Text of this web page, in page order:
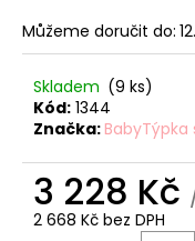
Můžeme doručit do:
Skladem (9 ks)
Kód: 1344
Značka: BabyTýpka
3 228 Kč
2 668 Kč bez DPH
m
e
HNÍZDEČKO
TEDDY
SKY
959
Kč